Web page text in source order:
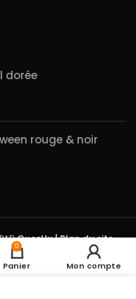
dorée
rouge & noir
GuesHu|Plan du site
€
0
Panier Mon compte